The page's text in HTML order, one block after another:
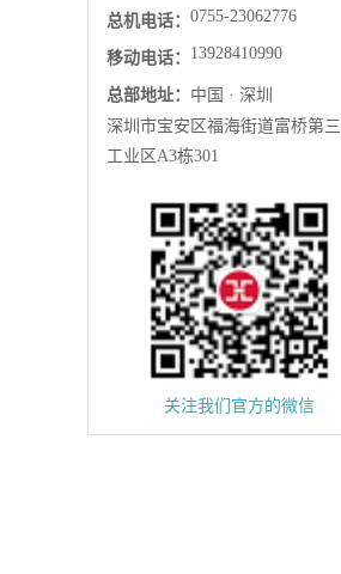
总机电话： 0755-23062776
移动电话： 13928410990
总部地址： 中国 · 深圳
深圳市宝安区福海街道富桥第三
工业区A3栋301
关注我们官方的微信